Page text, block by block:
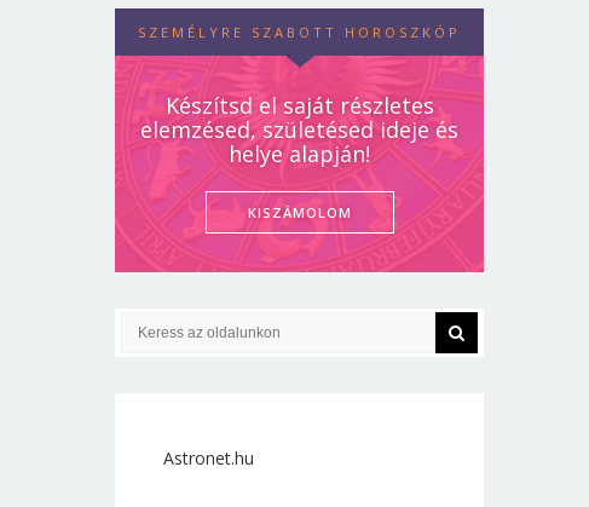
SZEMÉLYRE SZABOTT HOROSZKÓP
Készítsd el saját részletes
elemzésed, születésed ideje és
helye alapján!
KISZÁMOLOM
Astronet.hu